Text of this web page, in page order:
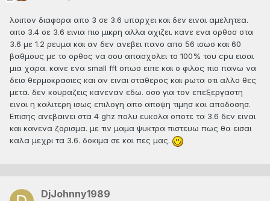
λοιπον διαφορα απο 3 σε 3.6 υπαρχει και δεν ειναι αμελητεα.
απο 3.4 σε 3.6 εινια πιο μικρη αλλα αχιζει. κανε ενα ορθοσ στα
3.6 με 1.2 ρευμα και αν δεν ανεβει πανο απο 56 ισωσ και 60
βαθμους με το ορθος να σου απασχολει το 100% του cpu εισαι
μια χαρα. κανε ενα small fft οπωσ ειπε και ο φιλος πιο πανω να
δεισ θερμοκρασιες και αν ειναι σταθερος και ρωτα οτι αλλο θες
μετα. δεν κουραζεις κανεναν εδω. οσο για τον επεξεργαστη
ειναι η καλιτερη ισως επιλογη απο αποψη τιμησ και αποδοσησ.
Επισης ανεβαινει στα 4 ghz πολυ ευκολα οποτε τα 3.6 δεν ειναι
και κανενα ζορισμα. με τιν μαμα ψυκτρα πιστευω πως θα εισαι
καλα μεχρι τα 3.6. δοκιμα σε και πες μας.
DjJohnny1989